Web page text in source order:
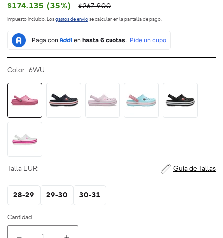
Precio
habitual
$267.900
Precio
de
$174.135 (35%)
Impuesto incluido. Losgastos de envíose calculan en la pantalla de pago.
Color: 6WU
Talla EUR: Guía de Tallas
28-29 29-30 30-31
Cantidad